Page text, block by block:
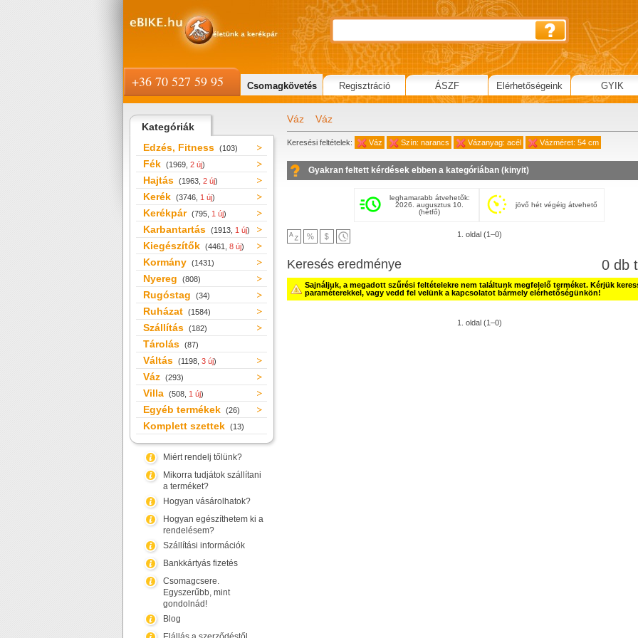
Kategóriák
Edzés, Fitness (103)
Fék (1969, 2 új)
Hajtás (1963, 2 új)
Kerék (3746, 1 új)
Kerékpár (795, 1 új)
Karbantartás (1913, 1 új)
Kiegészítők (4461, 8 új)
Kormány (1431)
Nyereg (808)
Rugóstag (34)
Ruházat (1584)
Szállítás (182)
Tárolás (87)
Váltás (1198, 3 új)
Váz (293)
Villa (508, 1 új)
Egyéb termékek (26)
Komplett szettek (13)
Miért rendelj tőlünk?
Mikorra tudjátok szállítani
a terméket?
Hogyan vásárolhatok?
Hogyan egészíthetem ki a
rendelésem?
Szállítási információk
Bankkártyás fizetés
Csomagcsere.
Egyszerűbb, mint
gondolnád!
Blog
Váz Váz
Keresési feltételek: Váz Szín: narancs Vázanyag: acél Vázméret: 54 cm
Gyakran feltett kérdések ebben a kategóriában (kinyit)
leghamarabb átvehetők:
2026. augusztus 10.
(hétfő)
jövő hét végéig átvehető
1. oldal (1–0)
0 db
Keresés eredménye
Sajnáljuk, a megadott szűrési feltételekre nem találtunk megfelelő terméket. Kérjük
paraméterekkel, vagy vedd fel velünk a kapcsolatot bármely elérhetőségünkön!
1. oldal (1–0)
+36 70 527 59 95 Csomagkövetés Regisztráció ÁSZF Elérhetőségeink GYIK